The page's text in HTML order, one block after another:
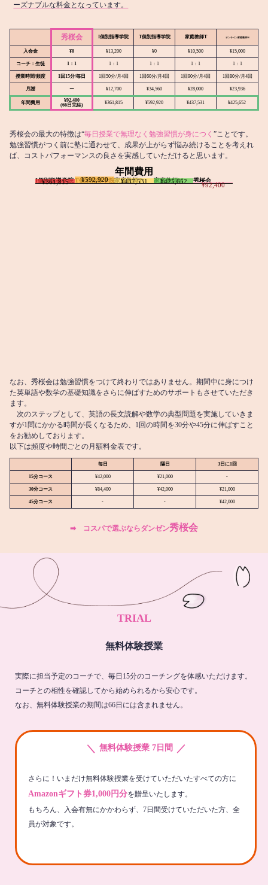
ーズナブルな料金となっています。
秀桜会 I個別指導学院 T個別指導学院 家庭教師T オンライン家庭教師M
入会金 ¥0 ¥13,200 ¥0 ¥10,500 ¥15,000
コーチ：生徒 1：1 1：1 1：1 1：1 1：1
授業時間/頻度 1回15分/毎日 1回50分/月4回 1回60分/月4回 1回90分/月4回 1回80分/月4回
月謝 ー ¥12,700 ¥34,560 ¥28,000 ¥23,936
年間費用
¥92,400
(66日完結)
¥361,815 ¥592,920 ¥437,531 ¥425,652
秀桜会の最大の特徴は“毎日授業で無理なく勉強習慣が身につく ”ことです。
勉強習慣がつく前に塾に通わせて、成果が上がらず悩み続けることを考えれ
ば、コストパフォーマンスの良さを実感していただけると思います。
年間費用
I個別指導学院
¥361,815 T個別指導学院
¥592,920 家庭教師T
¥437,531 家庭教師M
¥425,652 秀桜会
¥92,400
なお、秀桜会は勉強習慣をつけて終わりではありません。期間中に身につけ
た英単語や数学の基礎知識をさらに伸ばすためのサポートもさせていただき
ます。
次のステップとして、英語の長文読解や数学の典型問題を実施していきま
すが1問にかかる時間が長くなるため、1回の時間を30分や45分に伸ばすこと
をお勧めしております。
以下は頻度や時間ごとの月額料金表です。
毎日 隔日 3日に1回
15分コース ¥42,000 ¥21,000 -
30分コース ¥84,400 ¥42,000 ¥21,000
45分コース - - ¥42,000
➡︎ コスパで選ぶならダンゼン秀桜会
TRIAL
無料体験授業
実際に担当予定のコーチで、毎日15分のコーチングを体感いただけます。
コーチとの相性を確認してから始められるから安心です。
なお、無料体験授業の期間は66日には含まれません。
＼ 無料体験授業 7日間 ／
さらに！いまだけ無料体験授業を受けていただいたすべての方に
Amazonギフト券1,000円分を贈呈いたします。
もちろん、入会有無にかかわらず、7日間受けていただいた方、全
員が対象です。